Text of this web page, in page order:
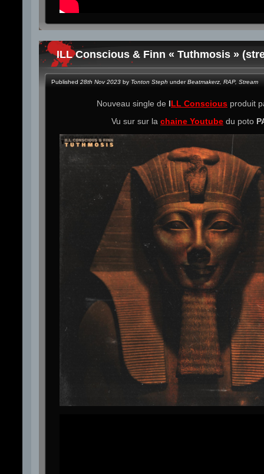
ILL Conscious & Finn « Tuthmosis »
Published 28th Nov 2023 by Tonton Steph underBeatmakerz RAP, Stream
Nouveau single de ILL Conscious produit
Vu sur sur la chaine Youtube du poto